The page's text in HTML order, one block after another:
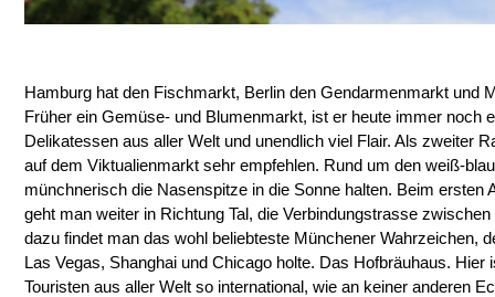
Hamburg hat den Fischmarkt, Berlin den Gendarmenmarkt und
Früher ein Gemüse- und Blumenmarkt, ist er heute immer noch
Delikatessen aus aller Welt und unendlich viel Flair. Als zweiter
auf dem Viktualienmarkt sehr empfehlen. Rund um den weiß-
münchnerisch die Nasenspitze in die Sonne halten. Beim ersten
geht man weiter in Richtung Tal, die Verbindungstrasse
dazu findet man das wohl beliebteste Münchener Wahrzeichen,
Las Vegas, Shanghai und Chicago holte. Das Hofbräuhaus. Hier
Touristen aus aller Welt so international, wie an keiner anderen